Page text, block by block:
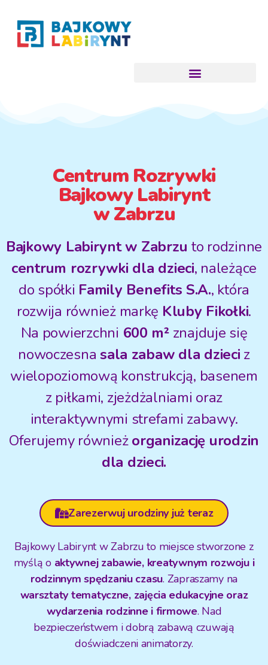
Centrum Rozrywki
Bajkowy Labirynt
w Zabrzu
Bajkowy Labirynt w Zabrzu to rodzinne
centrum rozrywki dla dzieci, należące
do spółki Family Benefits S.A., która
rozwija również markę Kluby Fikołki.
Na powierzchni 600 m²znajduje się
nowoczesnasala zabaw dla dzieci z
wielopoziomową konstrukcją, basenem
z piłkami, zjeżdżalniami oraz
interaktywnymi strefami zabawy.
Oferujemy równieżorganizację urodzin
dla dzieci.
Zarezerwuj urodziny już teraz
Bajkowy Labirynt w Zabrzu to miejsce stworzone z
myślą o aktywnej zabawie, kreatywnym rozwoju i
rodzinnym spędzaniu czasu. Zapraszamy na
warsztaty tematyczne, zajęcia edukacyjne oraz
wydarzenia rodzinne i firmowe. Nad
bezpieczeństwem i dobrą zabawą czuwają
doświadczeni animatorzy.